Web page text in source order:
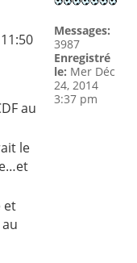
au
le
et
Messages:
3987
Enregistré
le: Mer Déc
24, 2014
3:37 pm